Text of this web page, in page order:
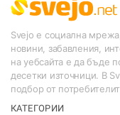
Svejo е социална
новини, забавления,
на уебсайта е да бъде
десетки източници. В
подбор от
КАТЕГОРИИ